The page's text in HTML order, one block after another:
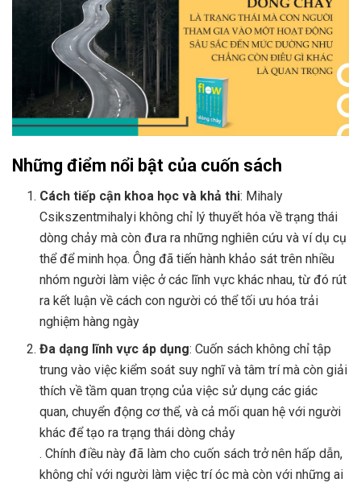
Những điểm nổi bật của cuốn sách
Cách tiếp cận khoa học và khả thi: Mihaly
Csikszentmihalyi không chỉ lý thuyết hóa về trạng thái
dòng chảy mà còn đưa ra những nghiên cứu và ví dụ cụ
thể để minh họa. Ông đã tiến hành khảo sát trên nhiều
nhóm người làm việc ở các lĩnh vực khác nhau, từ đó rút
ra kết luận về cách con người có thể tối ưu hóa trải
nghiệm hàng ngày​
Đa dạng lĩnh vực áp dụng: Cuốn sách không chỉ tập
trung vào việc kiểm soát suy nghĩ và tâm trí mà còn giải
thích về tầm quan trọng của việc sử dụng các giác
quan, chuyển động cơ thể, và cả mối quan hệ với người
khác để tạo ra trạng thái dòng chảy​
. Chính điều này đã làm cho cuốn sách trở nên hấp dẫn,
không chỉ với người làm việc trí óc mà còn với những ai